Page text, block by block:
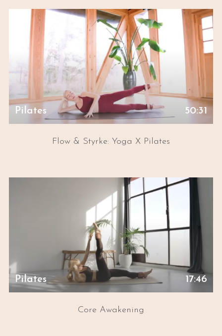
Pilates 50:31
Flow & Styrke: Yoga X Pilates
Pilates 17:46
Core Awakening